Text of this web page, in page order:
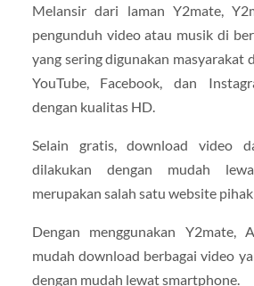
Melansir dari laman Y2mate,
pengunduh video atau musik di
yang sering digunakan masyarakat
YouTube, Facebook, dan
dengan kualitas HD.
Selain gratis, download video
dilakukan dengan mudah
merupakan salah satu website
Dengan menggunakan Y2mate,
mudah download berbagai video
dengan mudah lewat smartphone.